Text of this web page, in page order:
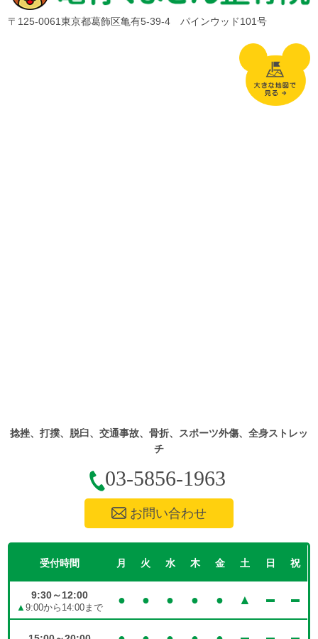
〒125-0061東京都葛飾区亀有5-39-4 パインウッド101号
捻挫、打撲、脱臼、交通事故、骨折、スポーツ外傷、全身ストレッ
チ
03-5856-1963
お問い合わせ
受付時間 月 火 水 木 金 土 日 祝
9:30～12:00
▲9:00から14:00まで
● ● ● ● ● ▲